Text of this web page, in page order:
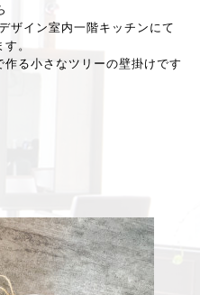
ザイン室内一階キッチンにて
。
る小さなツリーの壁掛けです